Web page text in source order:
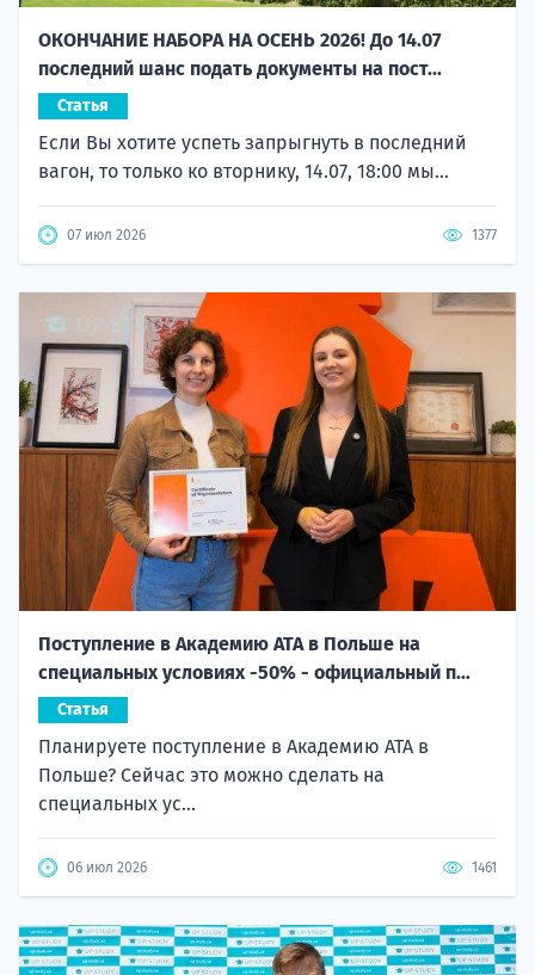
ОКОНЧАНИЕ НАБОРА НА ОСЕНЬ 2026! До 14.07
последний шанс подать документы на пост...
Статья
Если Вы хотите успеть запрыгнуть в последний
вагон, то только ко вторнику, 14.07, 18:00 мы...
07 июл 2026 1377
Поступление в Академию ATA в Польше на
специальных условиях -50% - официальный п...
Статья
Планируете поступление в Академию ATA в
Польше? Сейчас это можно сделать на
специальных ус...
06 июл 2026 1461